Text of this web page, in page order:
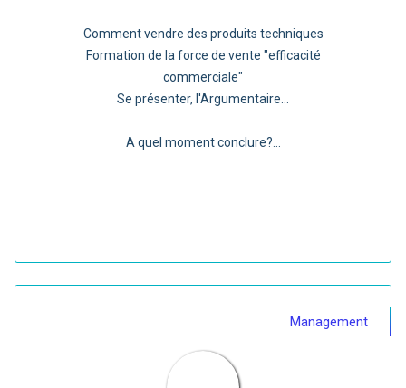
Comment vendre des produits techniques
Formation de la force de vente "efficacité
commerciale"
Se présenter, l'Argumentaire...
A quel moment conclure?...
Management